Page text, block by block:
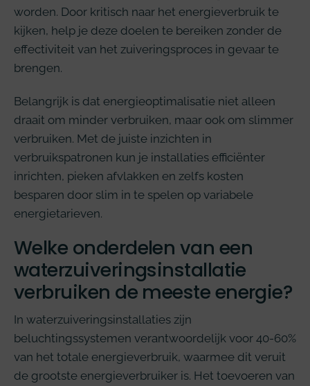
worden. Door kritisch naar het energieverbruik te
kijken, help je deze doelen te bereiken zonder de
effectiviteit van het zuiveringsproces in gevaar te
brengen.
Belangrijk is dat energieoptimalisatie niet alleen
draait om minder verbruiken, maar ook om slimmer
verbruiken. Met de juiste inzichten in
verbruikspatronen kun je installaties efficiënter
inrichten, pieken afvlakken en zelfs kosten
besparen door slim in te spelen op variabele
energietarieven.
Welke onderdelen van een
waterzuiveringsinstallatie
verbruiken de meeste energie?
In waterzuiveringsinstallaties zijn
beluchtingssystemen verantwoordelijk voor 40-60%
van het totale energieverbruik, waarmee dit veruit
de grootste energieverbruiker is. Het toevoeren van